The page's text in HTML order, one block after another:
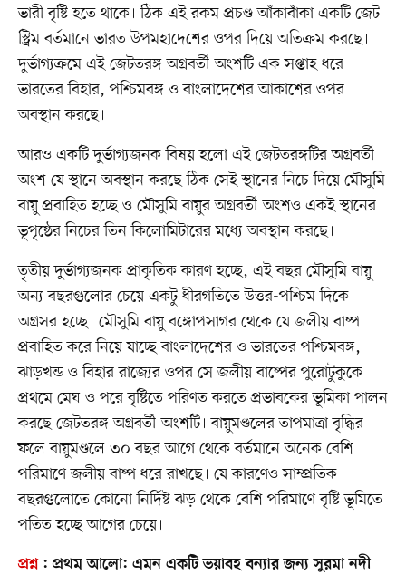
ভারী বৃষ্টি হতে থাকে। ঠিক এই রকম প্রচণ্ড আঁকাবাঁকা একটি জেট
স্ট্রিম বর্তমানে ভারত উপমহাদেশের ওপর দিয়ে অতিক্রম করছে।
দুর্ভাগ্যক্রমে এই জেটতরঙ্গ অগ্রবর্তী অংশটি এক সপ্তাহ ধরে
ভারতের বিহার, পশ্চিমবঙ্গ ও বাংলাদেশের আকাশের ওপর
অবস্থান করছে।
আরও একটি দুর্ভাগ্যজনক বিষয় হলো এই জেটতরঙ্গটির অগ্রবর্তী
অংশ যে স্থানে অবস্থান করছে ঠিক সেই স্থানের নিচে দিয়ে মৌসুমি
বায়ু প্রবাহিত হচ্ছে ও মৌসুমি বায়ুর অগ্রবর্তী অংশও একই স্থানের
ভূপৃষ্ঠের নিচের তিন কিলোমিটারের মধ্যে অবস্থান করছে।
তৃতীয় দুর্ভাগ্যজনক প্রাকৃতিক কারণ হচ্ছে, এই বছর মৌসুমি বায়ু
অন্য বছরগুলোর চেয়ে একটু ধীরগতিতে উত্তর-পশ্চিম দিকে
অগ্রসর হচ্ছে। মৌসুমি বায়ু বঙ্গোপসাগর থেকে যে জলীয় বাষ্প
প্রবাহিত করে নিয়ে যাচ্ছে বাংলাদেশের ও ভারতের পশ্চিমবঙ্গ,
ঝাড়খন্ড ও বিহার রাজ্যের ওপর সে জলীয় বাষ্পের পুরোটুকুকে
প্রথমে মেঘ ও পরে বৃষ্টিতে পরিণত করতে প্রভাবকের ভূমিকা পালন
করছে জেটতরঙ্গ অগ্রবর্তী অংশটি। বায়ুমণ্ডলের তাপমাত্রা বৃদ্ধির
ফলে বায়ুমণ্ডলে ৩০ বছর আগে থেকে বর্তমানে অনেক বেশি
পরিমাণে জলীয় বাষ্প ধরে রাখছে। যে কারণেও সাম্প্রতিক
বছরগুলোতে কোনো নির্দিষ্ট ঝড় থেকে বেশি পরিমাণে বৃষ্টি ভূমিতে
পতিত হচ্ছে আগের চেয়ে।
প্রশ্ন: প্রথম আলো: এমন একটি ভয়াবহ বন্যার জন্য সুরমা নদী